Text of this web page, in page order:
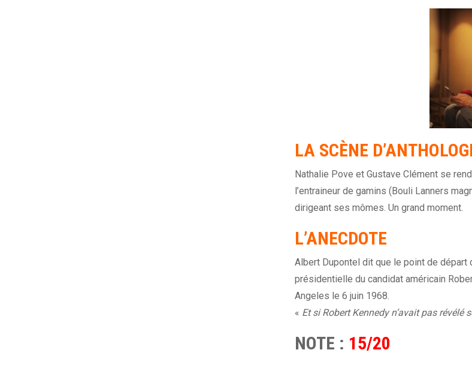
LA SCÈNE
Nathalie Pove et Gustave Clément se
l’entraineur de gamins (Bouli Lanners
dirigeant ses mômes. Un grand moment.
L’ANECDOTE
Albert Dupontel dit que le point de départ
présidentielle du candidat américain
Angeles le 6 juin 1968.
« Et si Robert Kennedy n’avait pas
NOTE : 15/20